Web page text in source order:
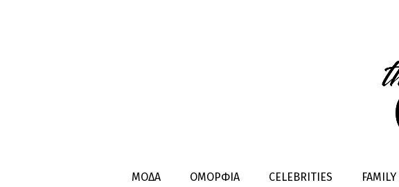
ΜΟΔΑ ΟΜΟΡΦΙΑ CELEBRITIES FAMILY
CELEBRITIES HOT STORIES